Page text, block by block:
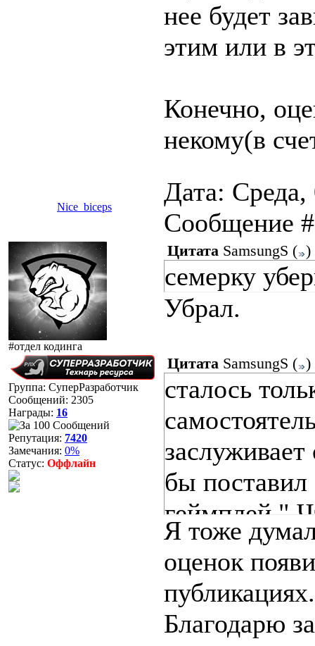
нее будет
этим или в
Конечно,
некому(в
Nice_biceps
Дата:
Сообщение
#отдел кодинга
Группа: СуперРазработчик
Сообщений: 2305
Награды: 16
Репутация: 7420
Замечания: 0%
Статус: Оффлайн
Цитата SamsungS ( )
семерку
Убрал.
Цитата SamsungS ( )
сталось
бы поставил
геймплей."
Я тоже
оценок
Благодарю